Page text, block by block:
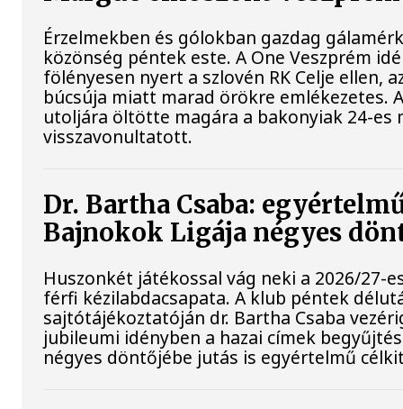
Érzelmekben és gólokban gazdag
közönség péntek este. A One Veszprém
fölényesen nyert a szlovén RK Celje ellen,
búcsúja miatt marad örökre emlékezetes.
utoljára öltötte magára a bakonyiak 24-es
visszavonultatott.
Dr. Bartha Csaba:
Bajnokok Ligája négyes
Huszonkét játékossal vág neki a 2026/27-
férfi kézilabdacsapata. A klub péntek
sajtótájékoztatóján dr. Bartha Csaba
jubileumi idényben a hazai címek
négyes döntőjébe jutás is egyértelmű